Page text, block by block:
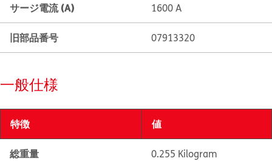
サージ電流 (A) 1600 A
旧部品番号 07913320
一般仕様
特徴 値
総重量 0.255 Kilogram